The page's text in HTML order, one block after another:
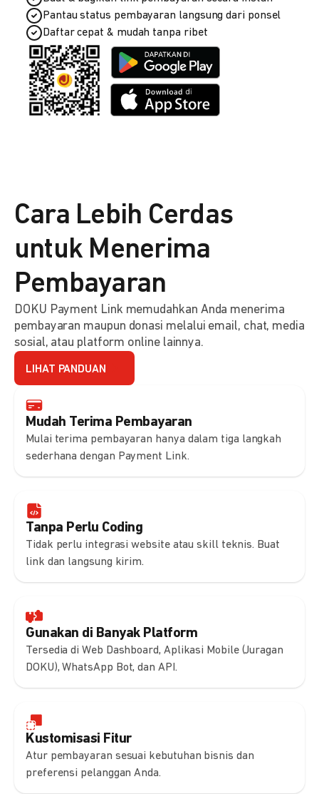
Pantau status pembayaran langsung dari ponsel
Daftar cepat & mudah tanpa ribet
Mudah Terima Pembayaran
Mulai terima pembayaran hanya dalam tiga langkah
sederhana dengan Payment Link.
Tanpa Perlu Coding
Tidak perlu integrasi website atau skill teknis. Buat
link dan langsung kirim.
Gunakan di Banyak Platform
Tersedia di Web Dashboard, Aplikasi Mobile (Juragan
DOKU), WhatsApp Bot, dan API.
Kustomisasi Fitur
Atur pembayaran sesuai kebutuhan bisnis dan
preferensi pelanggan Anda.
Cara Lebih Cerdas
untuk Menerima
Pembayaran
DOKU Payment Link memudahkan Anda menerima
pembayaran maupun donasi melalui email, chat, media
sosial, atau platform online lainnya.
LIHAT PANDUAN